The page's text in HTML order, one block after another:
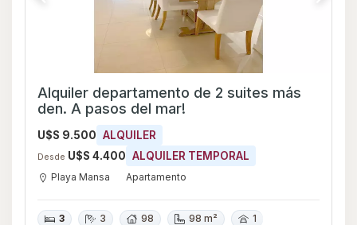
Alquiler departamento de 2 suites más
den. A pasos del mar!
U$S 9.500 ALQUILER
Desde U$S 4.400 ALQUILER TEMPORAL
Playa Mansa Apartamento
3 3 98 98 m² 1